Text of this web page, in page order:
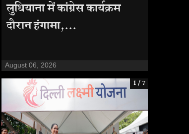
लुधियाना में कांग्रेस कार्यक्रम
दौरान हंगामा,...
August 06, 2026
1 / 7